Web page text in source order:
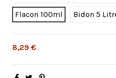
Flacon 100ml Bidon 5
8,29 €